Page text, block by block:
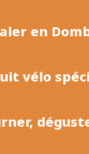
en
vélo
pour
et
ou